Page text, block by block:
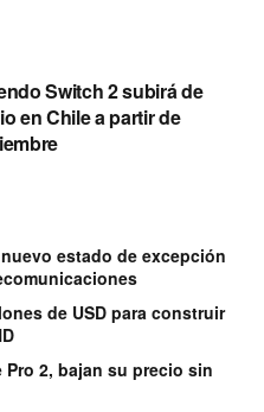
Switch 2 subirá de
en Chile a partir de
estado de excepción
de USD para construir
2, bajan su precio sin